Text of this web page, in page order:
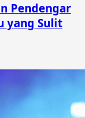
Pendengar
yang Sulit